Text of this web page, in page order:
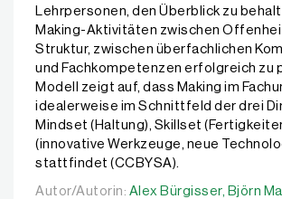
Lehrpersonen, den Überblick zu
Making-Aktivitäten zwischen
Struktur, zwischen überfachlichen
und Fachkompetenzen erfolgreich zu
Modell zeigt auf, dass Making im
idealerweise im Schnittfeld der drei
Mindset (Haltung), Skillset
(innovative Werkzeuge, neue
stattfindet (CCBYSA).
Autor/Autorin: Alex Bürgisser, Björn
Autor/Autorin: Alex Bürgisser, Björn